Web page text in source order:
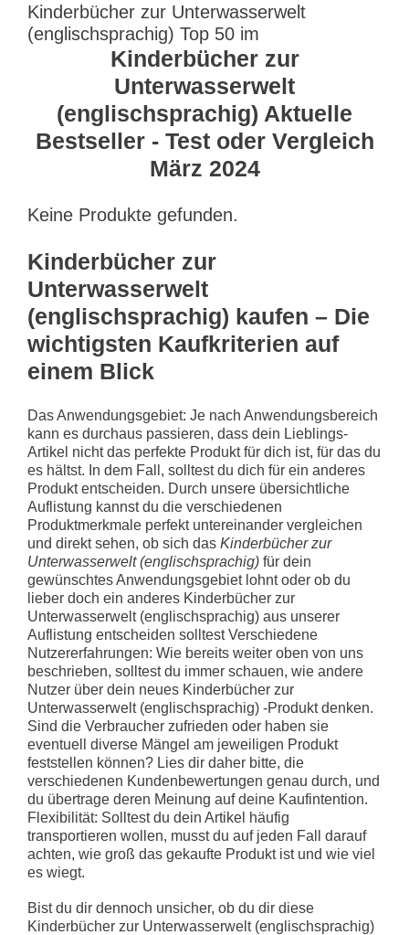
Kinderbücher zur Unterwasserwelt
(englischsprachig) Top 50 im
Kinderbücher zur
Unterwasserwelt
(englischsprachig) Aktuelle
Bestseller - Test oder Vergleich
März 2024
Keine Produkte gefunden.
Kinderbücher zur
Unterwasserwelt
(englischsprachig) kaufen – Die
wichtigsten Kaufkriterien auf
einem Blick
Das Anwendungsgebiet: Je nach Anwendungsbereich
kann es durchaus passieren, dass dein Lieblings-
Artikel nicht das perfekte Produkt für dich ist, für das du
es hältst. In dem Fall, solltest du dich für ein anderes
Produkt entscheiden. Durch unsere übersichtliche
Auflistung kannst du die verschiedenen
Produktmerkmale perfekt untereinander vergleichen
und direkt sehen, ob sich das Kinderbücher zur
Unterwasserwelt (englischsprachig) für dein
gewünschtes Anwendungsgebiet lohnt oder ob du
lieber doch ein anderes Kinderbücher zur
Unterwasserwelt (englischsprachig) aus unserer
Auflistung entscheiden solltest Verschiedene
Nutzererfahrungen: Wie bereits weiter oben von uns
beschrieben, solltest du immer schauen, wie andere
Nutzer über dein neues Kinderbücher zur
Unterwasserwelt (englischsprachig) -Produkt denken.
Sind die Verbraucher zufrieden oder haben sie
eventuell diverse Mängel am jeweiligen Produkt
feststellen können? Lies dir daher bitte, die
verschiedenen Kundenbewertungen genau durch, und
du übertrage deren Meinung auf deine Kaufintention.
Flexibilität: Solltest du dein Artikel häufig
transportieren wollen, musst du auf jeden Fall darauf
achten, wie groß das gekaufte Produkt ist und wie viel
es wiegt.
Bist du dir dennoch unsicher, ob du dir diese
Kinderbücher zur Unterwasserwelt (englischsprachig)